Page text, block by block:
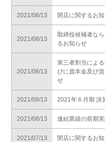
2021/08/13 閉店に関するお
2021/08/13
取締役候補者な
るお知らせ
2021/08/13
第三者割当によ
びに資本金及び
せ
2021/08/13 2021年６月期 決
2021/08/13 連結業績の前期
2021/07/13 閉店に関するお